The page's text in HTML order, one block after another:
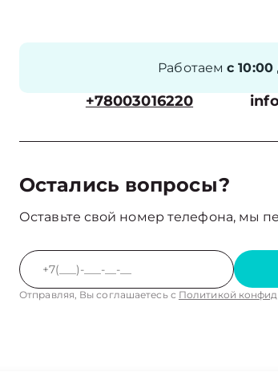
Работаемс
+78003016220
Остались вопросы?
Оставьте свой номер телефона, мы
Отправляя, Вы соглашаетесь с Политикой